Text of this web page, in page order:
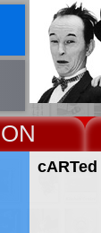
cARTed